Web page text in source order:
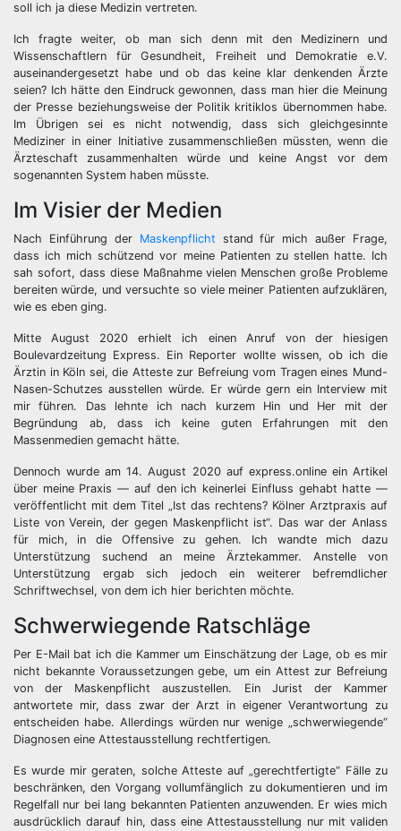
soll ich ja diese Medizin vertreten.
Ich fragte weiter, ob man sich denn mit den Medizinern und
Wissenschaftlern für Gesundheit, Freiheit und Demokratie e.V.
auseinandergesetzt habe und ob das keine klar denkenden Ärzte
seien? Ich hätte den Eindruck gewonnen, dass man hier die Meinung
der Presse beziehungsweise der Politik kritiklos übernommen habe.
Im Übrigen sei es nicht notwendig, dass sich gleichgesinnte
Mediziner in einer Initiative zusammenschließen müssten, wenn die
Ärzteschaft zusammenhalten würde und keine Angst vor dem
sogenannten System haben müsste.
Im Visier der Medien
Nach Einführung der Maskenpflicht stand für mich außer Frage,
dass ich mich schützend vor meine Patienten zu stellen hatte. Ich
sah sofort, dass diese Maßnahme vielen Menschen große Probleme
bereiten würde, und versuchte so viele meiner Patienten aufzuklären,
wie es eben ging.
Mitte August 2020 erhielt ich einen Anruf von der hiesigen
Boulevardzeitung Express. Ein Reporter wollte wissen, ob ich die
Ärztin in Köln sei, die Atteste zur Befreiung vom Tragen eines Mund-
Nasen-Schutzes ausstellen würde. Er würde gern ein Interview mit
mir führen. Das lehnte ich nach kurzem Hin und Her mit der
Begründung ab, dass ich keine guten Erfahrungen mit den
Massenmedien gemacht hätte.
Dennoch wurde am 14. August 2020 auf express.online ein Artikel
über meine Praxis — auf den ich keinerlei Einfluss gehabt hatte —
veröffentlicht mit dem Titel „Ist das rechtens? Kölner Arztpraxis auf
Liste von Verein, der gegen Maskenpflicht ist“. Das war der Anlass
für mich, in die Offensive zu gehen. Ich wandte mich dazu
Unterstützung suchend an meine Ärztekammer. Anstelle von
Unterstützung ergab sich jedoch ein weiterer befremdlicher
Schriftwechsel, von dem ich hier berichten möchte.
Schwerwiegende Ratschläge
Per E-Mail bat ich die Kammer um Einschätzung der Lage, ob es mir
nicht bekannte Voraussetzungen gebe, um ein Attest zur Befreiung
von der Maskenpflicht auszustellen. Ein Jurist der Kammer
antwortete mir, dass zwar der Arzt in eigener Verantwortung zu
entscheiden habe. Allerdings würden nur wenige „schwerwiegende“
Diagnosen eine Attestausstellung rechtfertigen.
Es wurde mir geraten, solche Atteste auf „gerechtfertigte“ Fälle zu
beschränken, den Vorgang vollumfänglich zu dokumentieren und im
Regelfall nur bei lang bekannten Patienten anzuwenden. Er wies mich
ausdrücklich darauf hin, dass eine Attestausstellung nur mit validen